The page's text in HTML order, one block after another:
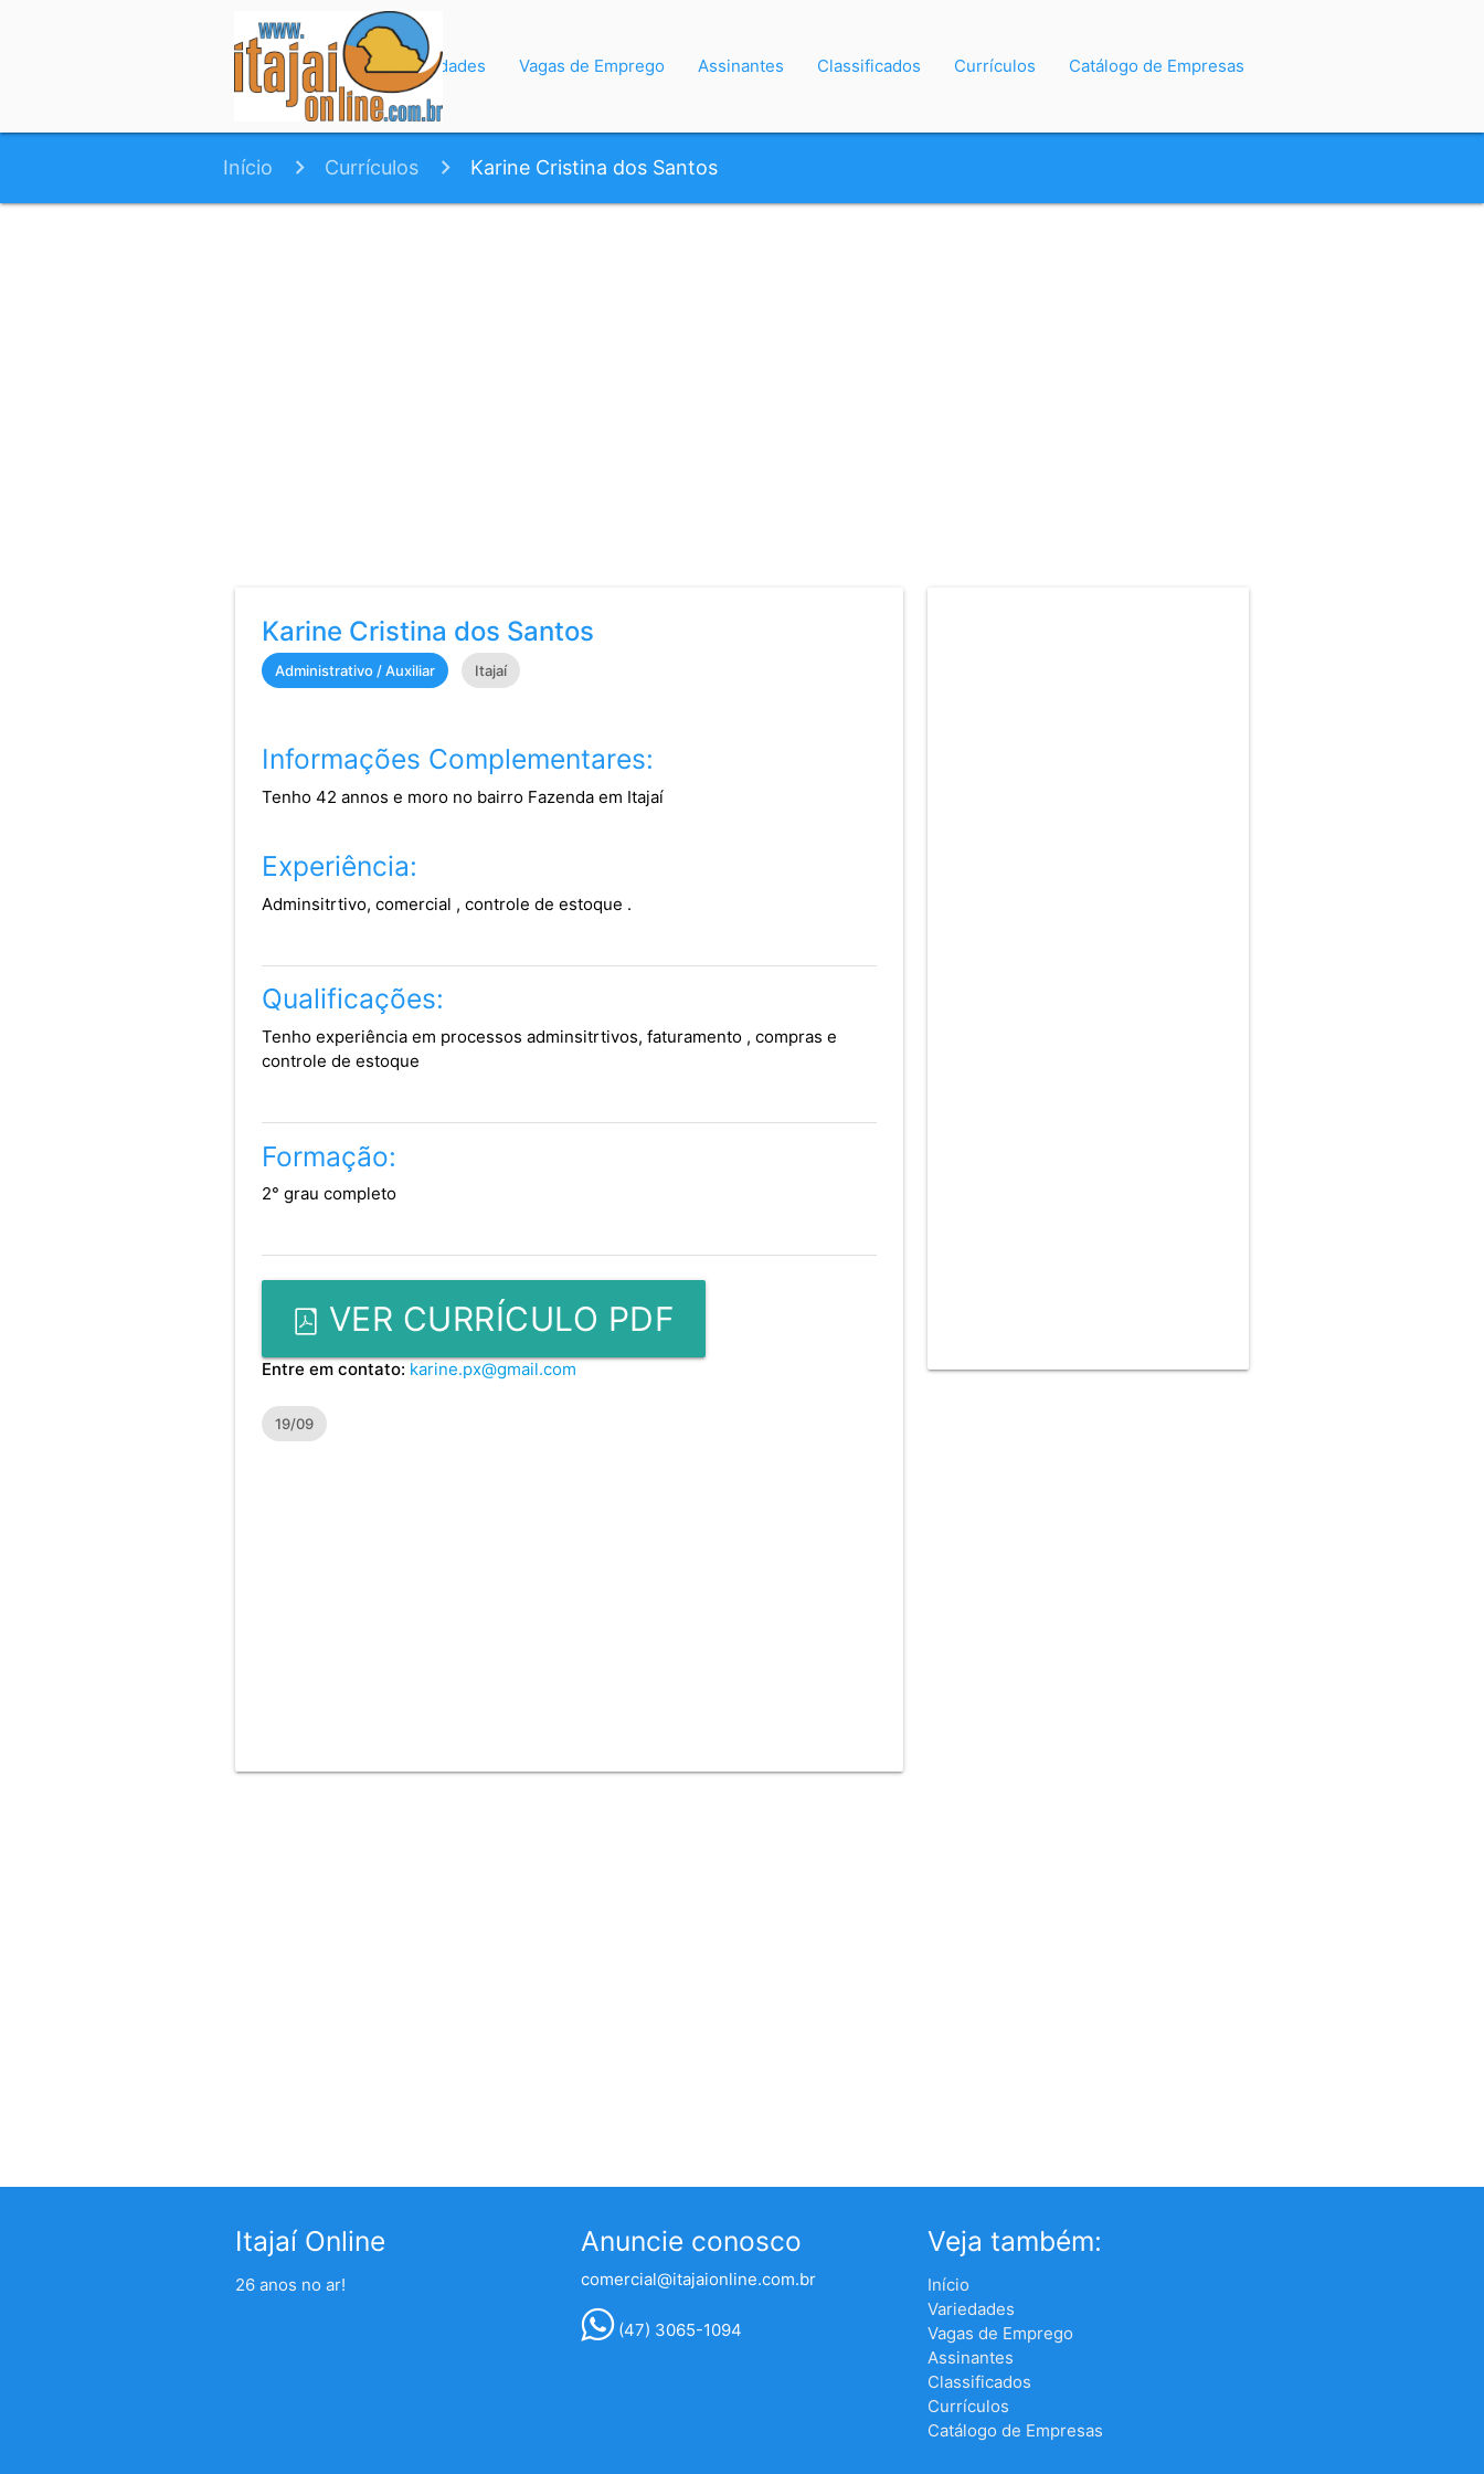
Início Variedades Vagas de Emprego Assinantes Classificados Currículos Catálogo de Empresas
Início Currículos Karine Cristina dos Santos
Karine Cristina dos Santos
Administrativo / Auxiliar Itajaí
Informações Complementares:
Tenho 42 annos e moro no bairro Fazenda em Itajaí
Experiência:
Adminsitrtivo, comercial , controle de estoque .
Qualificações:
Tenho experiência em processos adminsitrtivos, faturamento , compras e
controle de estoque
Formação:
2° grau completo
VER CURRÍCULO PDF
Entre em contato: karine.px@gmail.com
19/09
Itajaí Online
26 anos no ar!
Anuncie conosco
comercial@itajaionline.com.br
(47) 3065-1094
Veja também:
Início
Variedades
Vagas de Emprego
Assinantes
Classificados
Currículos
Catálogo de Empresas